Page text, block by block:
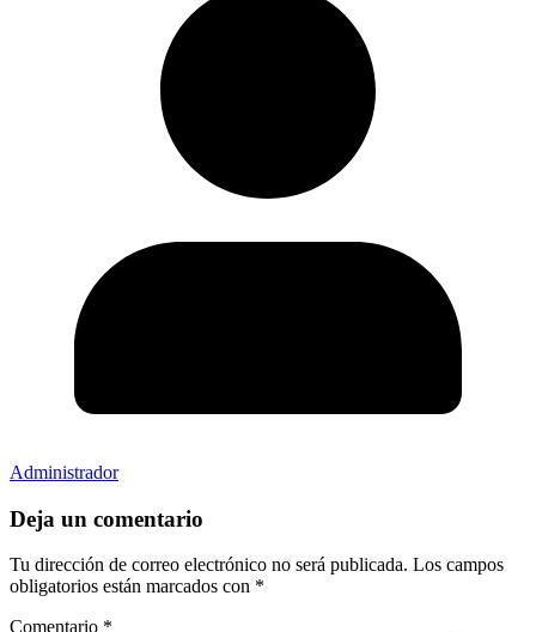
Administrador
Deja un comentario
Tu dirección de correo electrónico no será publicada. Los campos
obligatorios están marcados con *
Comentario *